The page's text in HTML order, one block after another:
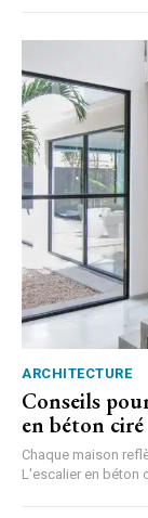
ARCHITECTURE
Conseils
en béton ciré
Chaque maison
L'escalier en béton